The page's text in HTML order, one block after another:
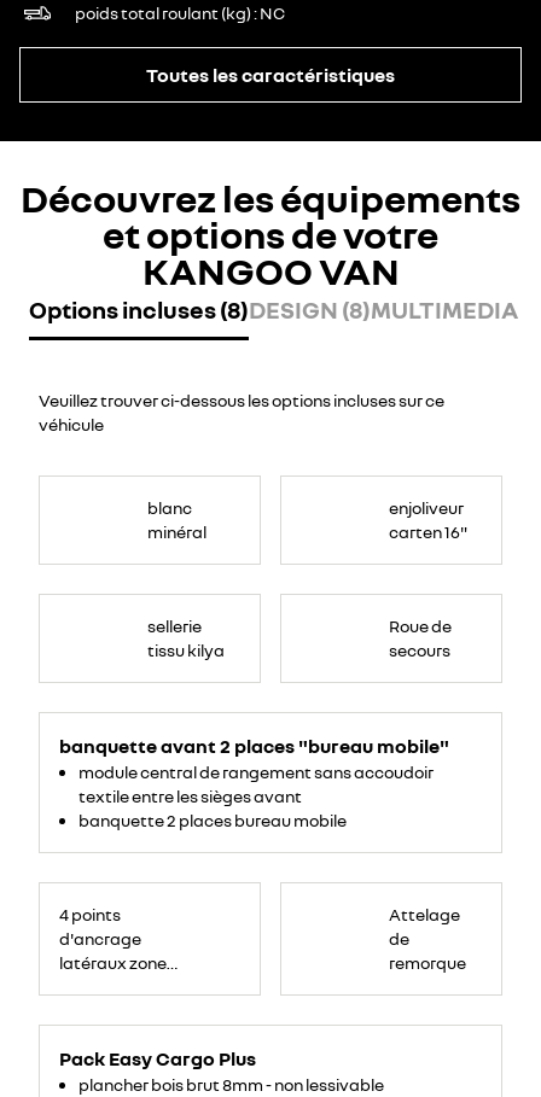
poids total roulant (kg) NC
Toutes les caractéristiques
Découvrez les équipements
et options de votre
KANGOO VAN
Options incluses (8)DESIGN (8)MULTIMEDIA
Veuillez trouver ci-dessous les options incluses sur ce
véhicule
blanc
minéral
enjoliveur
carten 16"
sellerie
tissu kilya
banquette avant 2 places "bureau mobile"
module central de rangement sans accoudoir
textile entre les sièges avant
banquette 2 places bureau mobile
Roue de
secours
4 points
d'ancrage
latéraux zone
Pack Easy Cargo Plus
plancher bois brut 8mm - non lessivable
MRF
1
broches
Attelage
de
remorque